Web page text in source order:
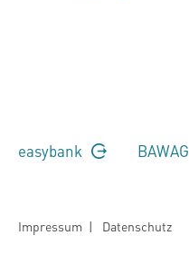
easybank BAWAG
Impressum | Datenschutz